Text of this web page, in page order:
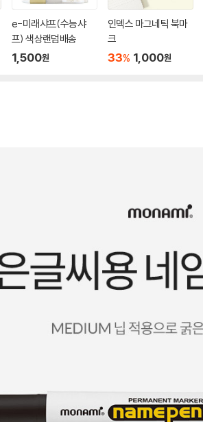
e-미래샤프(수능샤
프) 색상랜덤배송
1,500원
인덱스 마그네틱 북마
크
33% 1,000원